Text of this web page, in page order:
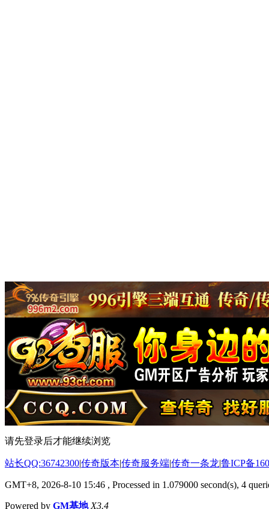
请先登录后才能继续浏览
站长QQ:36742300|传奇版本|传奇服务端|传奇一条龙|鲁ICP备
GMT+8, 2026-8-10 15:46 , Processed in 1.079000 second(s), 4
Powered by GM基地 X3.4